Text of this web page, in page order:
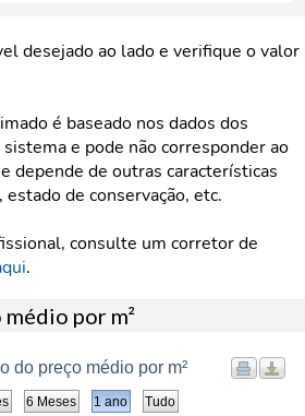
desejado ao lado e verifique o valor
é baseado nos dados dos
e pode não corresponder ao
depende de outras características
de conservação, etc.
consulte um corretor de
.
por m²
do preço médio por m²
6 Meses 1 ano Tudo